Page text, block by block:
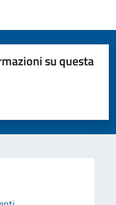
su questa